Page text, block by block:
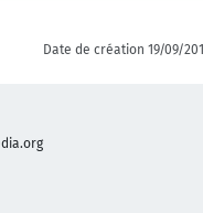
Date de création 19/09/